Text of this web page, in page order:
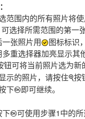
范围内的所有照片将
选择所需范围的第一
张照片用
图标标识
重选择器加亮显示其
钮可将当前照片选为新
示的照片，请按住X按
下J即可继续。
下J可使用步骤1中的